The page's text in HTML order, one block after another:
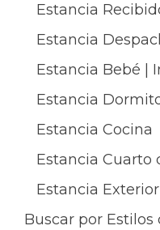
Estancia
Estancia
Estancia Bebé |
Estancia
Estancia Cocina
Estancia Cuarto
Estancia Exterior
Buscar por Estilos